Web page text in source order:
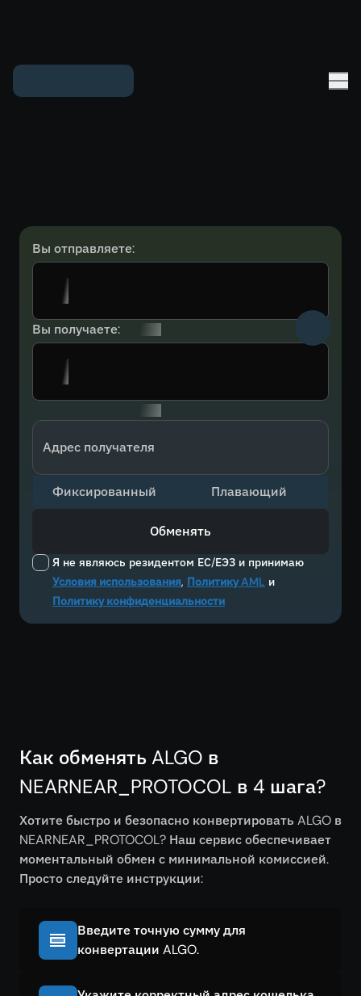
Вы отправляете:
Вы получаете:
Адрес получателя
Я не являюсь резидентом ЕС/ЕЭЗ и принимаю
Условия использования, Политику AML и
Политику конфиденциальности
Фиксированный Плавающий
Обменять
Как обменять ALGO в
NEARNEAR_PROTOCOL в 4 шага?
Хотите быстро и безопасно конвертировать ALGO в
NEARNEAR_PROTOCOL? Наш сервис обеспечивает
моментальный обмен с минимальной комиссией.
Просто следуйте инструкции:
Введите точную сумму для
конвертации ALGO.